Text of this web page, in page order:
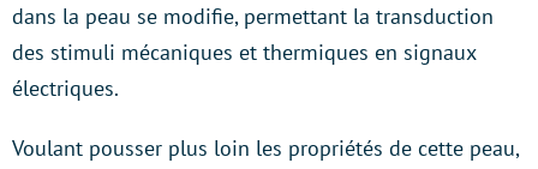
dans la peau se modifie, permettant la transduction
des stimuli mécaniques et thermiques en signaux
électriques.
Voulant pousser plus loin les propriétés de cette peau,